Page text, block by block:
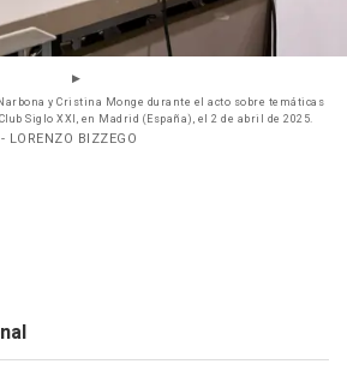
y Cristina Monge durante el acto sobre temáticas
Siglo XXI, en Madrid (España), el 2 de abril de 2025.
- LORENZO BIZZEGO